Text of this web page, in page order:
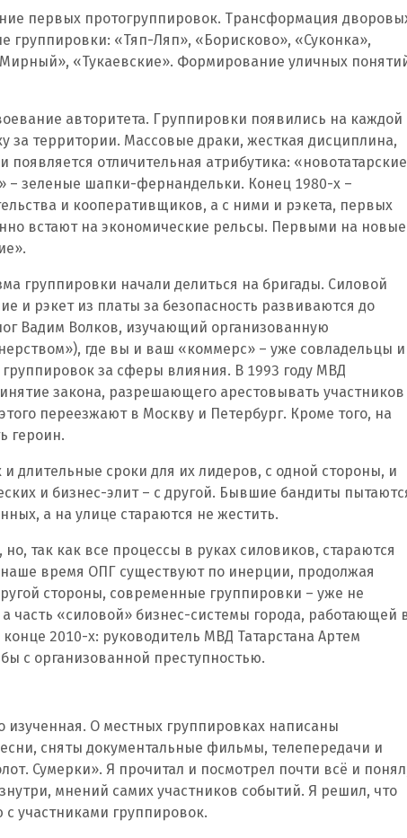
первых протогруппировок. Трансформация
группировки: «Тяп-Ляп», «Борисково», «Суконка»,
«Тукаевские». Формирование уличных
авторитета. Группировки появились на каждой
за территории. Массовые драки, жесткая дисциплина,
появляется отличительная атрибутика:
– зеленые шапки-фернандельки. Конец 1980-х –
и кооперативщиков, а с ними и рэкета, первых
встают на экономические рельсы. Первыми на новые
группировки начали делиться на бригады. Силовой
и рэкет из платы за безопасность развиваются до
Вадим Волков, изучающий организованную
где вы и ваш «коммерс» – уже совладельцы и
за сферы влияния. В 1993 году МВД
закона, разрешающего арестовывать участников
переезжают в Москву и Петербург. Кроме того, на
героин.
длительные сроки для их лидеров, с одной стороны, и
и бизнес-элит – с другой. Бывшие бандиты
а на улице стараются не жестить.
так как все процессы в руках силовиков, стараются
время ОПГ существуют по инерции, продолжая
стороны, современные группировки – уже не
«силовой» бизнес-системы города, работающей
2010-х: руководитель МВД Татарстана Артем
с организованной преступностью.
изученная. О местных группировках написаны
сняты документальные фильмы, телепередачи и
Сумерки». Я прочитал и посмотрел почти всё и
мнений самих участников событий. Я решил, что
с участниками группировок.